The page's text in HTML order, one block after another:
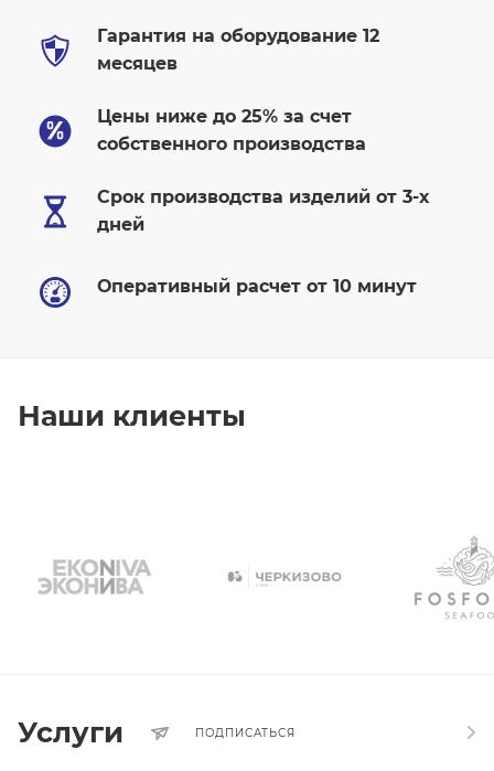
Гарантия на оборудование 12
месяцев
Цены ниже до 25% за счет
собственного производства
Cрок производства изделий от 3-х
дней
Оперативный расчет от 10 минут
Наши клиенты
Услуги ПОДПИСАТЬСЯ